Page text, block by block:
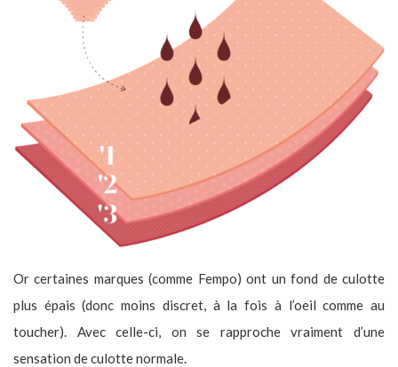
Or certaines marques (comme Fempo) ont un fond de culotte
plus épais (donc moins discret, à la fois à l’oeil comme au
toucher). Avec celle-ci, on se rapproche vraiment d’une
sensation de culotte normale.